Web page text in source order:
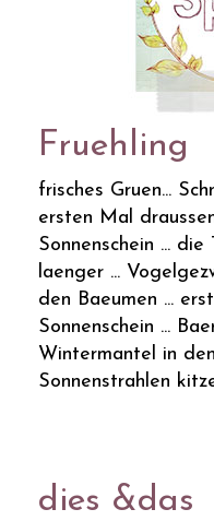
Fruehling
frisches Gruen...
ersten Mal
Sonnenschein ...
laenger ...
den Baeumen ...
Sonnenschein ...
Wintermantel in
Sonnenstrahlen
dies &das